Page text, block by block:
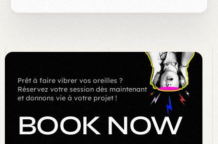
Prêt à faire vibrer vos oreilles ?
Réservez votre session dès maintenant
et donnons vie à votre projet !
BOOK NOW